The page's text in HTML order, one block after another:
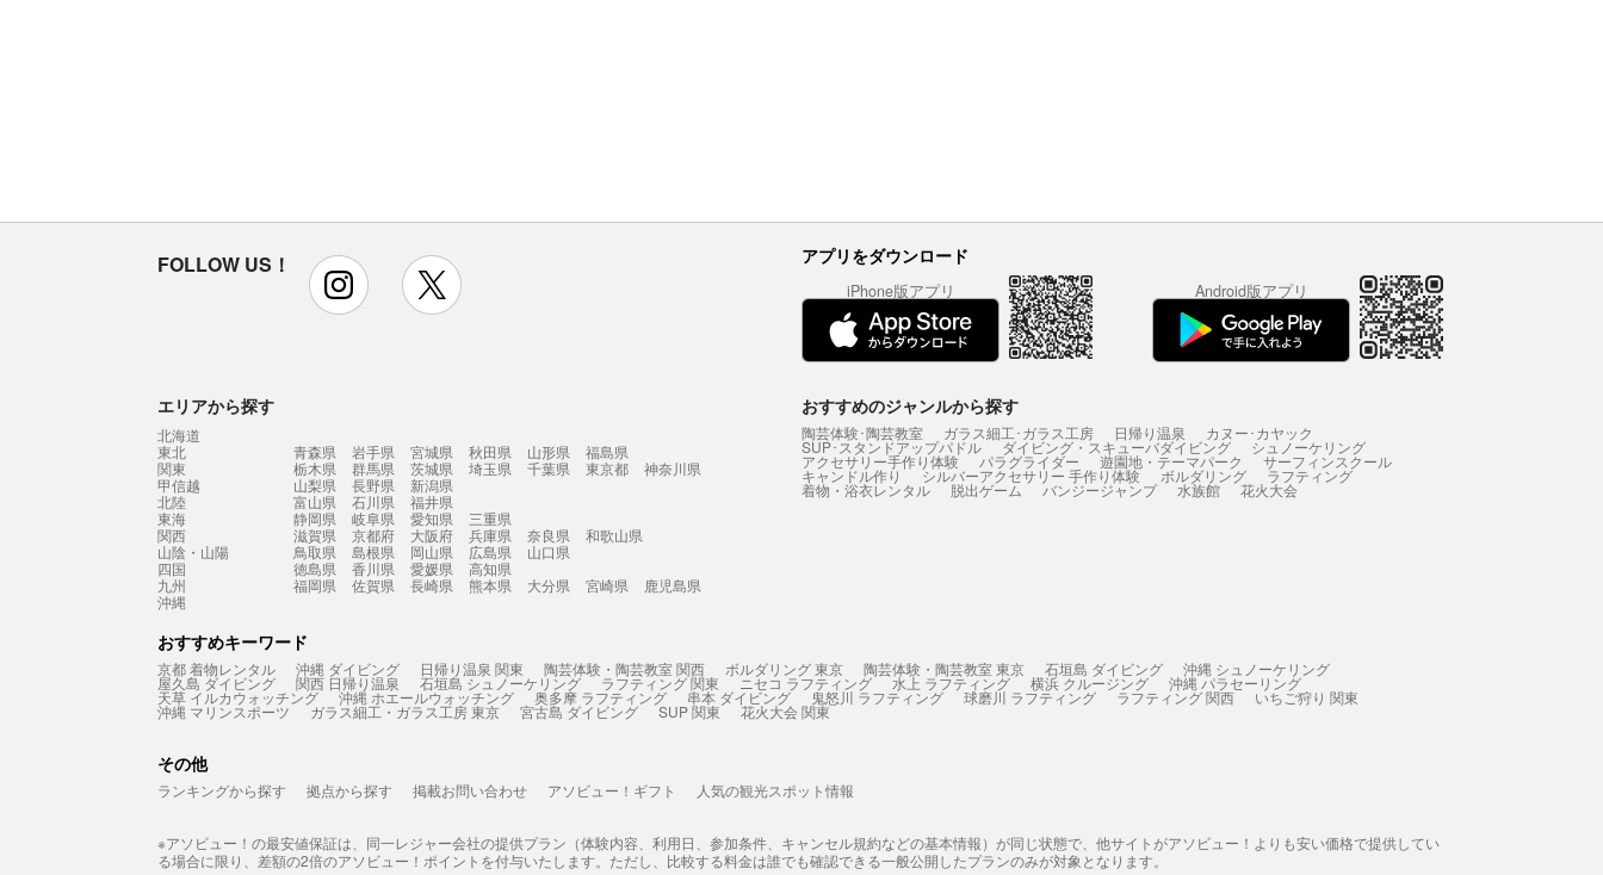
FOLLOW US！ instagram アプリをダウンロード
iPhone版アプリ Android版アプリ
エリアから探す
北海道
東北
青森県 岩手県 宮城県 秋田県 山形県
福島県
関東
栃木県 群馬県 茨城県 埼玉県 千葉県 東京都
神奈川県
甲信越
山梨県 長野県
新潟県
北陸
富山県 石川県
福井県
東海
静岡県 岐阜県 愛知県
三重県
関西
滋賀県 京都府 大阪府 兵庫県 奈良県
和歌山県
山陰・山陽
鳥取県 島根県 岡山県 広島県
山口県
四国
徳島県 香川県 愛媛県
高知県
九州
福岡県 佐賀県 長崎県 熊本県 大分県 宮崎県
鹿児島県
沖縄
おすすめのジャンルから探す
陶芸体験･陶芸教室 ガラス細工･ガラス工房 日帰り温泉 カヌー･カヤック
SUP･スタンドアップパドル ダイビング・スキューバダイビング シュノーケリング
アクセサリー手作り体験 パラグライダー 遊園地・テーマパーク サーフィンスクール
キャンドル作り シルバーアクセサリー 手作り体験 ボルダリング ラフティング
着物・浴衣レンタル 脱出ゲーム バンジージャンプ 水族館 花火大会
おすすめキーワード
京都 着物レンタル 沖縄 ダイビング 日帰り温泉 関東 陶芸体験・陶芸教室 関西 ボルダリング 東京 陶芸体験・陶芸教室 東京 石垣島 ダイビング 沖縄 シュノーケリング
屋久島 ダイビング 関西 日帰り温泉 石垣島 シュノーケリング ラフティング 関東 ニセコ ラフティング 水上 ラフティング 横浜 クルージング 沖縄 パラセーリング
天草 イルカウォッチング 沖縄 ホエールウォッチング 奥多摩 ラフティング 串本 ダイビング 鬼怒川 ラフティング 球磨川 ラフティング ラフティング 関西 いちご狩り 関東
沖縄 マリンスポーツ ガラス細工・ガラス工房 東京 宮古島 ダイビング SUP 関東 花火大会 関東
その他
ランキングから探す 拠点から探す 掲載お問い合わせ アソビュー！ギフト 人気の観光スポット情報
※アソビュー！の最安値保証は、同一レジャー会社の提供プラン（体験内容、利用日、参加条件、キャンセル規約などの基本情報）が同じ状態で、他サイトがアソビュー！よりも安い価格で提供してい
る場合に限り、差額の2倍のアソビュー！ポイントを付与いたします。ただし、比較する料金は誰でも確認できる一般公開したプランのみが対象となります。